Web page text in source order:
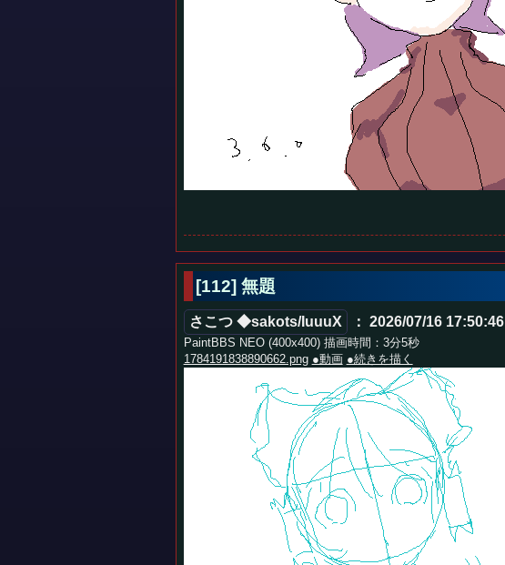
[112] 無題
さこつ ◆sakots/IuuuX ： 2026/07/16 17:50:46
PaintBBS NEO (400x400) 描画時間：3分5秒
1784191838890662.png ●動画 ●続きを描く